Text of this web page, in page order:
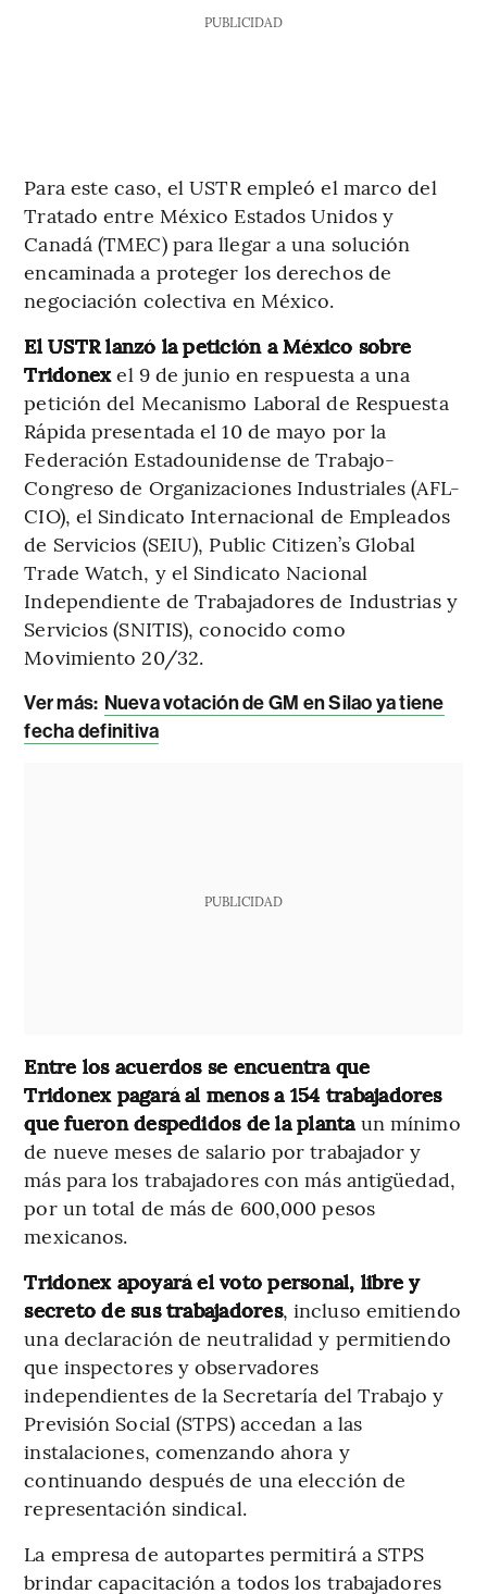
PUBLICIDAD
Para este caso, el USTR empleó el marco del
Tratado entre México Estados Unidos y
Canadá (TMEC) para llegar a una solución
encaminada a proteger los derechos de
negociación colectiva en México.
El USTR lanzó la petición a México sobre
Tridonexel 9 de junio en respuesta a una
petición del Mecanismo Laboral de Respuesta
Rápida presentada el 10 de mayo por la
Federación Estadounidense de Trabajo-
Congreso de Organizaciones Industriales (AFL-
CIO), el Sindicato Internacional de Empleados
de Servicios (SEIU), Public Citizen’s Global
Trade Watch, y el Sindicato Nacional
Independiente de Trabajadores de Industrias y
Servicios (SNITIS), conocido como
Movimiento 20/32.
Ver más: Nueva votación de GM en Silao ya tiene
fecha definitiva
PUBLICIDAD
Entre los acuerdos se encuentra que
Tridonex pagará al menos a 154 trabajadores
que fueron despedidos de la planta un mínimo
de nueve meses de salario por trabajador y
más para los trabajadores con más antigüedad,
por un total de más de 600,000 pesos
mexicanos.
Tridonex apoyará el voto personal, libre y
secreto de sus trabajadores, incluso emitiendo
una declaración de neutralidad y permitiendo
que inspectores y observadores
independientes de la Secretaría del Trabajo y
Previsión Social (STPS) accedan a las
instalaciones, comenzando ahora y
continuando después de una elección de
representación sindical.
La empresa de autopartes permitirá a STPS
brindar capacitación a todos los trabajadores